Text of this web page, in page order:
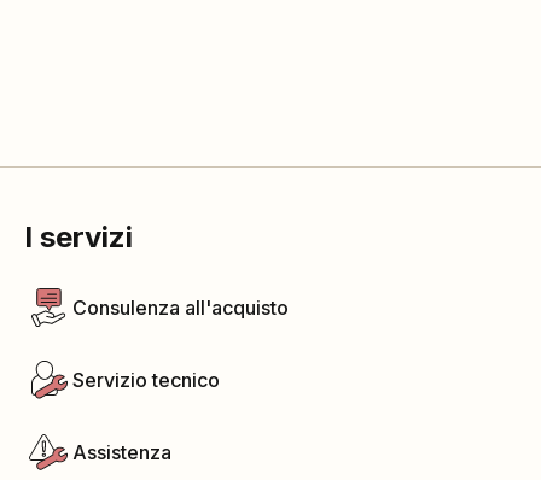
I servizi
Consulenza all'acquisto
Servizio tecnico
Assistenza